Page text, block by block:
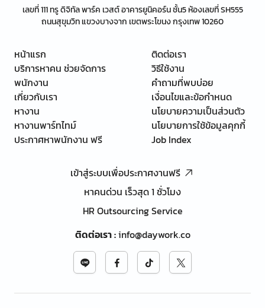
เลขที่ 111 ทรู ดิจิทัล พาร์ค เวสต์ อาคารยูนิคอร์น ชั้น5 ห้องเลขที่ SH555
ถนนสุขุมวิท แขวงบางจาก เขตพระโขนง กรุงเทพ 10260
หน้าแรก
บริการหาคน ช่วยจัดการ
พนักงาน
เกี่ยวกับเรา
หางาน
หางานพาร์ทไทม์
ประกาศหาพนักงาน ฟรี
ติดต่อเรา
วิธีใช้งาน
คำถามที่พบบ่อย
เงื่อนไขและข้อกำหนด
นโยบายความเป็นส่วนตัว
นโยบายการใช้ข้อมูลคุกกี้
Job Index
เข้าสู่ระบบเพื่อประกาศงานฟรี
หาคนด่วน เร็วสุด 1 ชั่วโมง
HR Outsourcing Service
ติดต่อเรา:info@daywork.co